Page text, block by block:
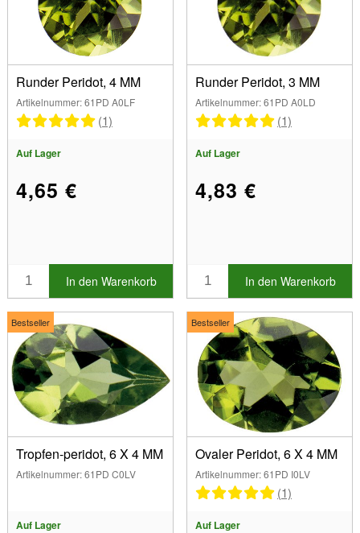
Quadrat (2)
Smaragd (1)
Oval (3)
Birne / Tropfen (4)
Rund (9)
Dreieck (1)
Farben
Grün (17)
2.00 mm (1)
2.50 mm (1)
3.50 mm (1)
4.00 mm (3)
5.00 mm (3)
8.00 mm (3)
Marke
Auf Lager
Runder Peridot, 4 MM
Artikelnummer: 61PD A0LF
(1)
Auf Lager
4,65 €
In den Warenkorb
Runder Peridot, 3 MM
Artikelnummer: 61PD A0LD
(1)
Auf Lager
4,83 €
In den Warenkorb
Bestseller
Tropfen-peridot, 6 X 4 MM
Artikelnummer: 61PD C0LV
Auf Lager
Bestseller
Ovaler Peridot, 6 X 4 MM
Artikelnummer: 61PD I0LV
(1)
Auf Lager